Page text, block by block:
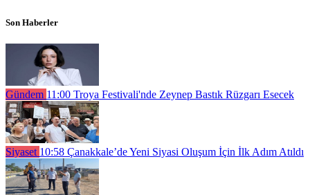
Son Haberler
Gündem 11:00 Troya Festivali'nde Zeynep Bastık Rüzgarı Esecek
Siyaset 10:58 Çanakkale’de Yeni Siyasi Oluşum İçin İlk Adım Atıldı